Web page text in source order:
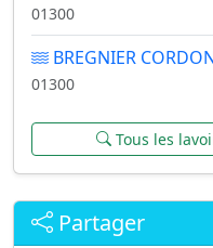
01300
BREGNIER
01300
Tous les
Partager